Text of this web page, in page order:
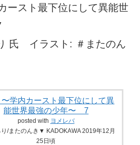
スト最下位にして異能世
氏 イラスト: ＃またのん
学内カースト最下位にして異
能世界最強の少年〜 7
posted with ヨメレバ
/またのんき▼ KADOKAWA 2019年12月
25日頃